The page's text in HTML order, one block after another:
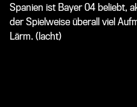
Spanien ist Bayer 04 beliebt,
der Spielweise überall viel
Lärm. (lacht)